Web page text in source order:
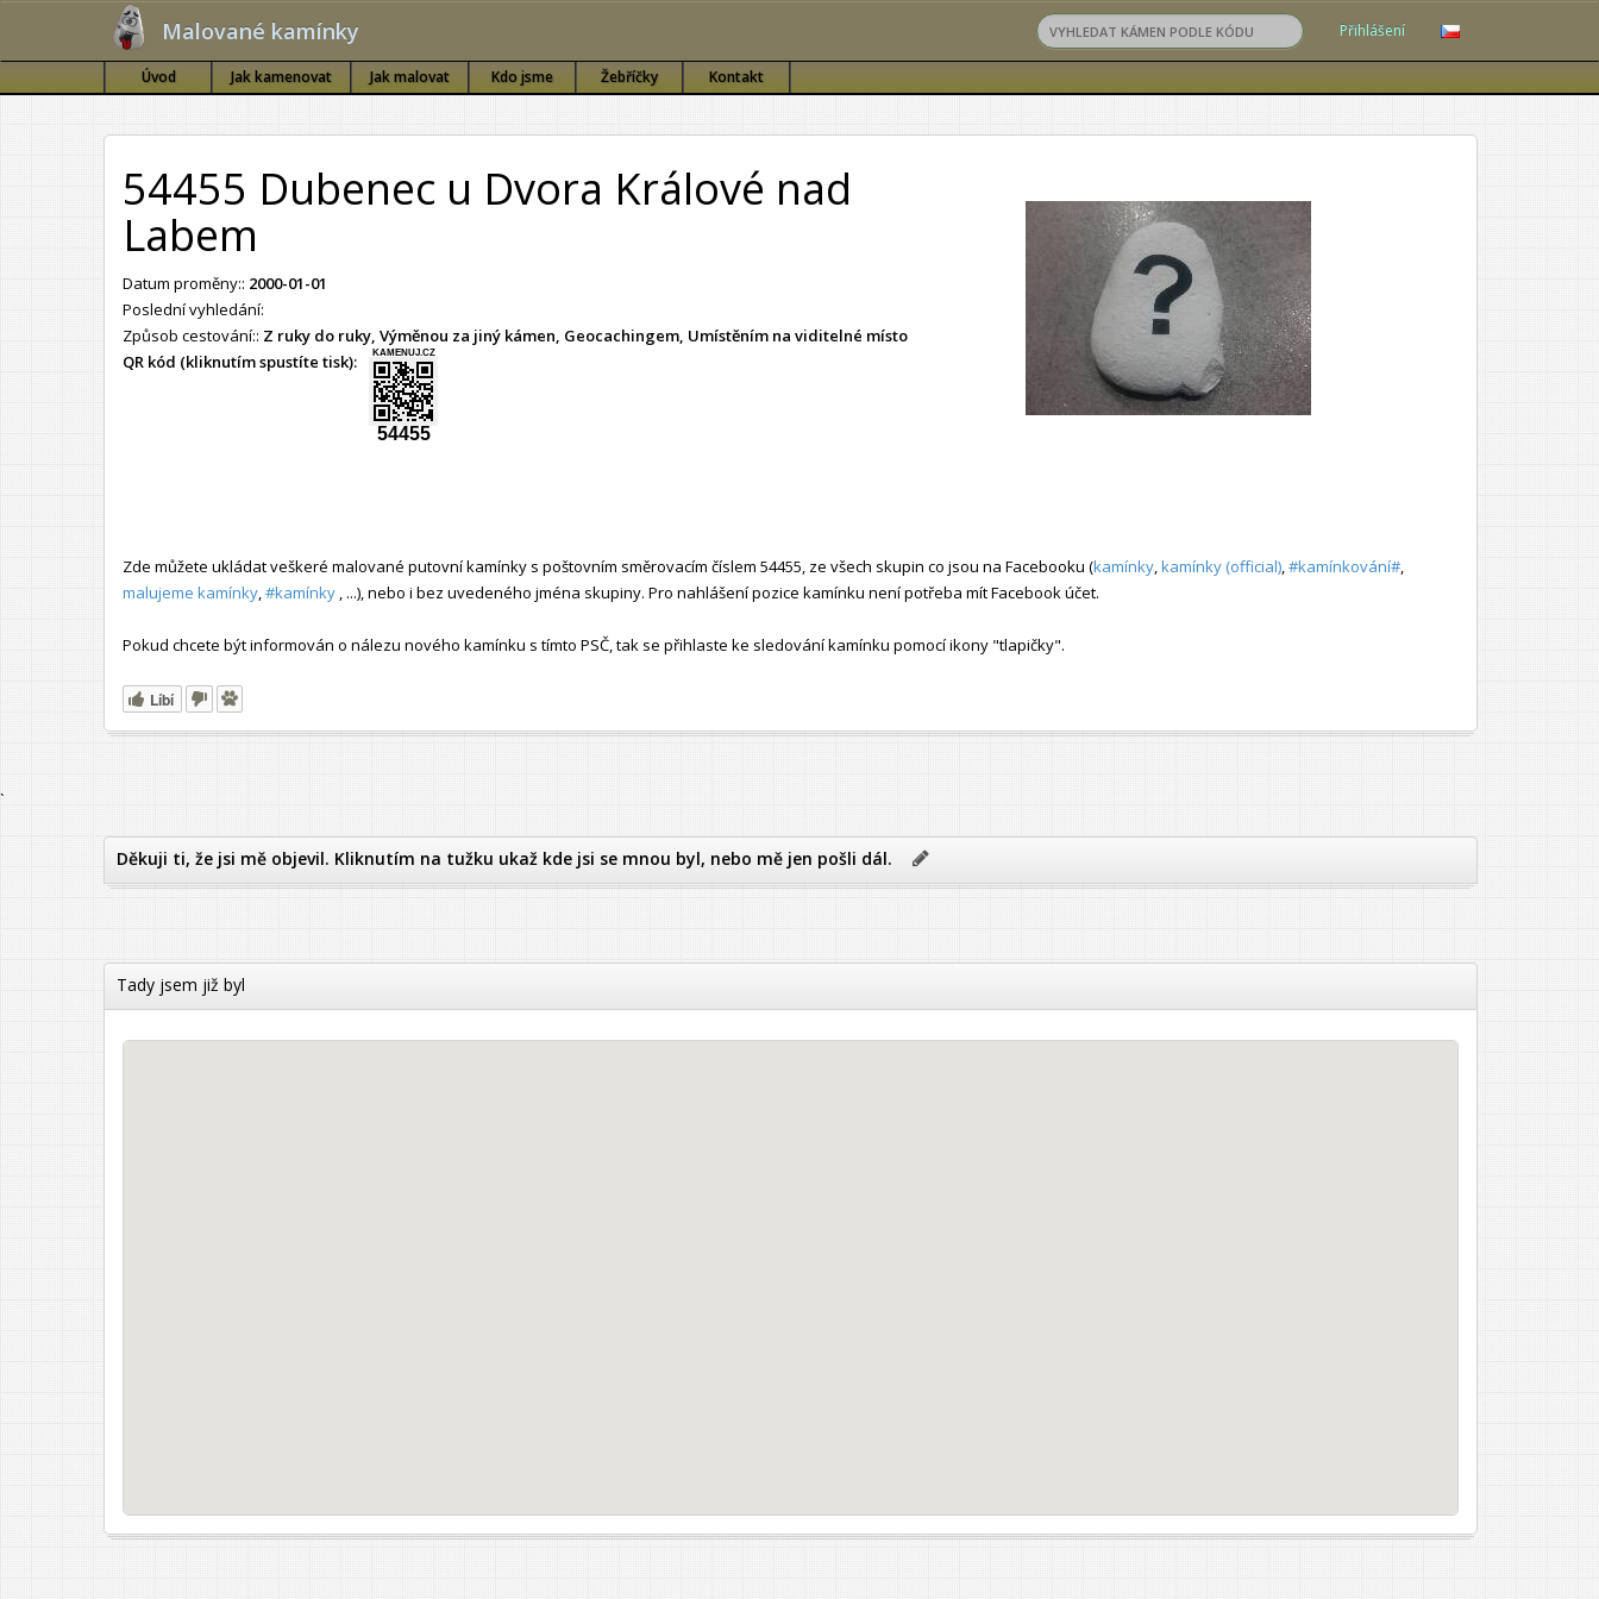
Malované kamínky Přihlášení
Úvod Jak kamenovat Jak malovat Kdo jsme Žebříčky Kontakt
54455 Dubenec u Dvora Králové nad
Labem
Datum proměny:: 2000-01-01
Poslední vyhledání:
Způsob cestování:: Z ruky do ruky, Výměnou za jiný kámen, Geocachingem, Umístěním na viditelné místo
QR kód (kliknutím spustíte tisk):
KAMENUJ.CZ
54455
Zde můžete ukládat veškeré malované putovní kamínky s poštovním směrovacím číslem 54455, ze všech skupin co jsou na Facebooku (kamínky kamínky (official) #kamínkování#
malujeme kamínky #kamínky , ...), nebo i bez uvedeného jména skupiny. Pro nahlášení pozice kamínku není potřeba mít Facebook účet.
Pokud chcete být informován o nálezu nového kamínku s tímto PSČ, tak se přihlaste ke sledování kamínku pomocí ikony "tlapičky".
Líbí
`
Děkuji ti, že jsi mě objevil. Kliknutím na tužku ukaž kde jsi se mnou byl, nebo mě jen pošli dál.
Tady jsem již byl